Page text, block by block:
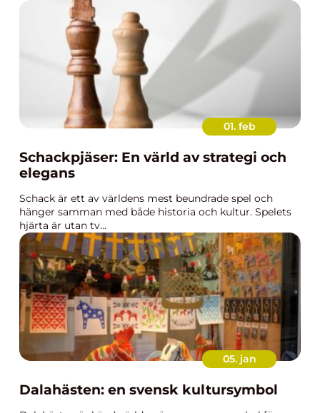
01. feb
Schackpjäser: En värld av strategi och
elegans
Schack är ett av världens mest beundrade spel och
hänger samman med både historia och kultur. Spelets
hjärta är utan tv...
05. jan
Dalahästen: en svensk kultursymbol